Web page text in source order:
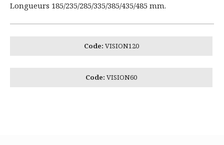
Longueurs 185/235/285/335/385/435/485 mm.
Code: VISION120
Code: VISION60